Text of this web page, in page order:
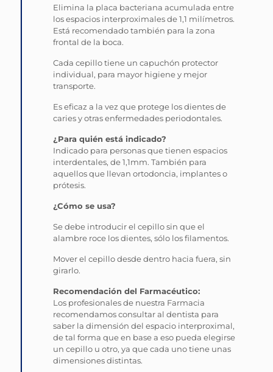
Elimina la placa bacteriana acumulada entre
los espacios interproximales de 1,1 milímetros.
Está recomendado también para la zona
frontal de la boca.
Cada cepillo tiene un capuchón protector
individual, para mayor higiene y mejor
transporte.
Es eficaz a la vez que protege los dientes de
caries y otras enfermedades periodontales.
¿Para quién está indicado?
Indicado para personas que tienen espacios
interdentales, de 1,1mm. También para
aquellos que llevan ortodoncia, implantes o
prótesis.
¿Cómo se usa?
Se debe introducir el cepillo sin que el
alambre roce los dientes, sólo los filamentos.
Mover el cepillo desde dentro hacia fuera, sin
girarlo.
Recomendación del Farmacéutico:
Los profesionales de nuestra Farmacia
recomendamos consultar al dentista para
saber la dimensión del espacio interproximal,
de tal forma que en base a eso pueda elegirse
un cepillo u otro, ya que cada uno tiene unas
dimensiones distintas.